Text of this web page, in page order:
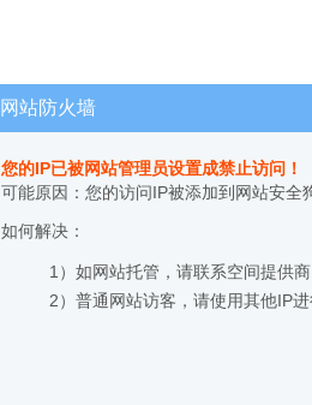
网站防火墙
您的IP已被网站管理员设置成禁止访问！
可能原因：您的访问IP被添加到网站安全
如何解决：
1）如网站托管，请联系空间提供商
2）普通网站访客，请使用其他IP